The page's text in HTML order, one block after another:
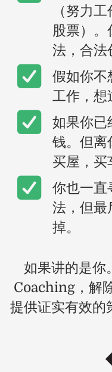
（努力
股票）。
法，合法
假如你不
工作，想
如果你已
钱。但离
买屋，买
你也一直
法，但最
掉。
如果讲的是你
Coaching，解
提供证实有效的